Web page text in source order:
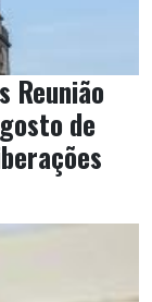
Reunião
de